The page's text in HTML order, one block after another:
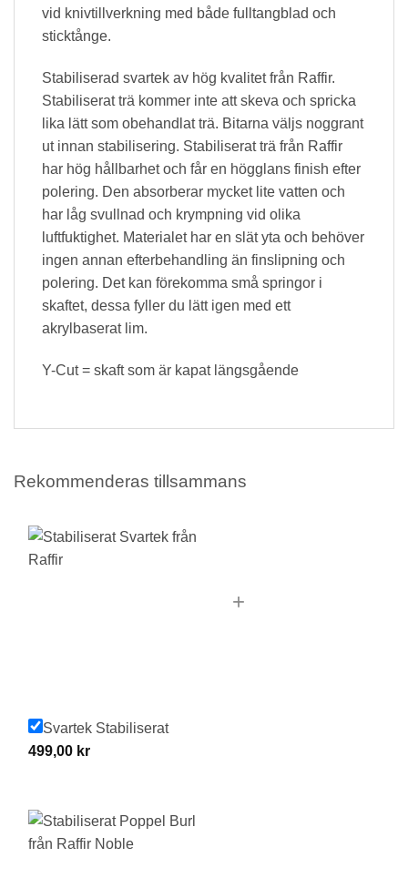
vid knivtillverkning med både fulltangblad och
sticktånge.
Stabiliserad svartek av hög kvalitet från Raffir.
Stabiliserat trä kommer inte att skeva och spricka
lika lätt som obehandlat trä. Bitarna väljs noggrant
ut innan stabilisering. Stabiliserat trä från Raffir
har hög hållbarhet och får en högglans finish efter
polering. Den absorberar mycket lite vatten och
har låg svullnad och krympning vid olika
luftfuktighet. Materialet har en slät yta och behöver
ingen annan efterbehandling än finslipning och
polering. Det kan förekomma små springor i
skaftet, dessa fyller du lätt igen med ett
akrylbaserat lim.
Y-Cut = skaft som är kapat längsgående
Rekommenderas tillsammans
Svartek Stabiliserat
499,00 kr
+